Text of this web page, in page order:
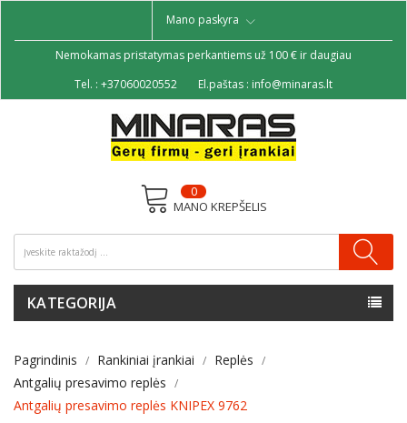
Mano paskyra
Nemokamas pristatymas perkantiems už 100 € ir daugiau
Tel. : +37060020552 El.paštas : info@minaras.lt
MANO KREPŠELIS
0
KATEGORIJA
Pagrindinis Rankiniai įrankiai
Replės
Antgalių presavimo replės
Antgalių presavimo replės KNIPEX 9762